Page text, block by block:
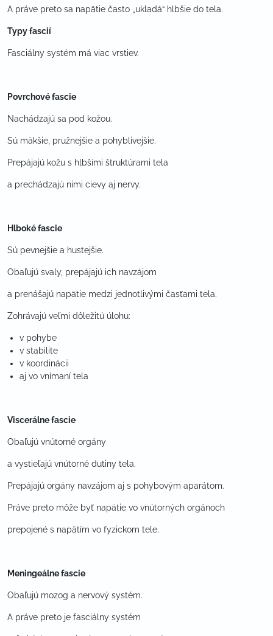
A práve preto sa napätie často „ukladá“ hlbšie do tela.
Typy fascií
Fasciálny systém má viac vrstiev.
Povrchové fascie
Nachádzajú sa pod kožou.
Sú mäkšie, pružnejšie a pohyblivejšie.
Prepájajú kožu s hlbšími štruktúrami tela
a prechádzajú nimi cievy aj nervy.
Hlboké fascie
Sú pevnejšie a hustejšie.
Obaľujú svaly, prepájajú ich navzájom
a prenášajú napätie medzi jednotlivými časťami tela.
Zohrávajú veľmi dôležitú úlohu:
v pohybe
v stabilite
v koordinácii
aj vo vnímaní tela
Viscerálne fascie
Obaľujú vnútorné orgány
a vystieľajú vnútorné dutiny tela.
Prepájajú orgány navzájom aj s pohybovým aparátom.
Práve preto môže byť napätie vo vnútorných orgánoch
prepojené s napätím vo fyzickom tele.
Meningeálne fascie
Obaľujú mozog a nervový systém.
A práve preto je fasciálny systém